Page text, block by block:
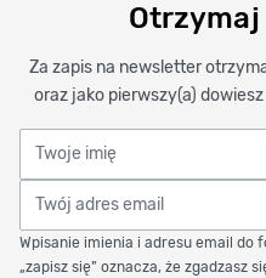
Otrzymaj
Za zapis na newsletter
oraz jako pierwszy(a)
Twoje imię
Twój adres email
Wpisanie imienia i adresu email do
„zapisz się” oznacza, że zgadzasz